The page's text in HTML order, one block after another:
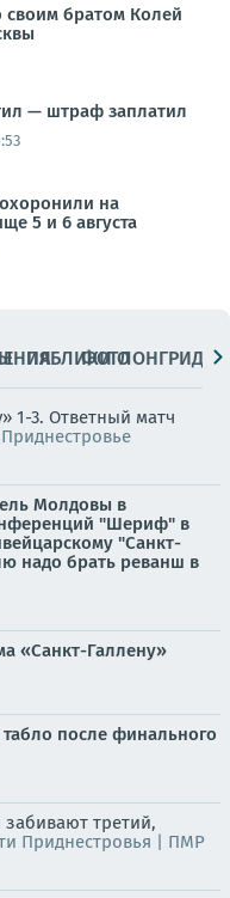
братом Колей
— штраф заплатил
на
5 и 6 августа
ПАБЛИКИ
ФОТОЛОНГРИДЫ
1-3. Ответный матч
Молдовы в
"Шериф" в
"Санкт-
надо брать реванш в
«Санкт-Галлену»
после финального
третий,
Приднестровья | ПМР